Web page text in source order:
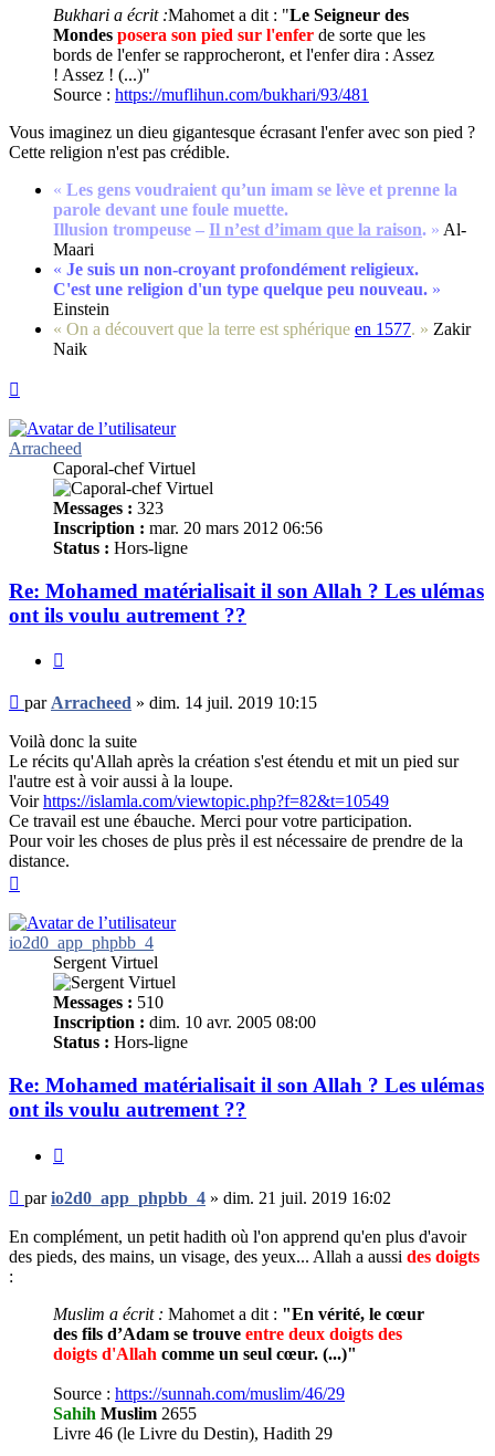
Bukhari a écrit :Mahomet a dit : "Le Seigneur des
Mondes posera son pied sur l'enfer de sorte que les
bords de l'enfer se rapprocheront, et l'enfer dira : Assez
! Assez ! (...)"
Source : https://muflihun.com/bukhari/93/481
Vous imaginez un dieu gigantesque écrasant l'enfer avec son pied ?
Cette religion n'est pas crédible.
« Les gens voudraient qu’un imam se lève et prenne la
parole devant une foule muette.
Illusion trompeuse – Il n’est d’imam que la raison. » Al-
Maari
« Je suis un non-croyant profondément religieux.
C'est une religion d'un type quelque peu nouveau. »
Einstein
« On a découvert que la terre est sphérique en 1577. » Zakir
Naik
Arracheed
Caporal-chef Virtuel
Messages : 323
Inscription : mar. 20 mars 2012 06:56
Status : Hors-ligne
Re: Mohamed matérialisait il son Allah ? Les ulémas
ont ils voulu autrement ??
Message
non
lu
par Arracheed » dim. 14 juil. 2019 10:15
Voilà donc la suite
Le récits qu'Allah après la création s'est étendu et mit un pied sur
l'autre est à voir aussi à la loupe.
Voirhttps://islamla.com/viewtopic.php?f=82&t=10549
Ce travail est une ébauche. Merci pour votre participation.
Pour voir les choses de plus près il est nécessaire de prendre de la
distance.
io2d0_app_phpbb_4
Sergent Virtuel
Messages : 510
Inscription : dim. 10 avr. 2005 08:00
Status : Hors-ligne
Re: Mohamed matérialisait il son Allah ? Les ulémas
ont ils voulu autrement ??
Message
non
lu
pario2d0_app_phpbb_4 » dim. 21 juil. 2019 16:02
En complément, un petit hadith où l'on apprend qu'en plus d'avoir
des pieds, des mains, un visage, des yeux... Allah a aussi des doigts
:
Muslim a écrit : Mahomet a dit : "En vérité, le cœur
des fils d’Adam se trouve entre deux doigts des
doigts d'Allah comme un seul cœur. (...)"
Source : https://sunnah.com/muslim/46/29
Sahih Muslim 2655
Livre 46 (le Livre du Destin), Hadith 29